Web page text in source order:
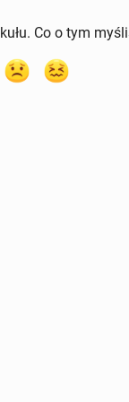
Co o tym